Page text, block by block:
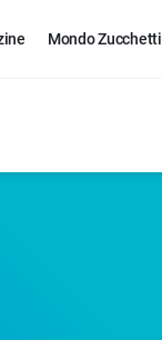
Mondo Zucchetti